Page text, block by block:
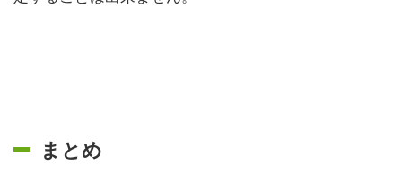
まとめ